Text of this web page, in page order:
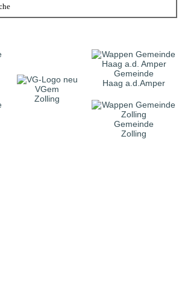
VGem
Zolling
Gemeinde
Haag a.d.Amper
Gemeinde
Zolling